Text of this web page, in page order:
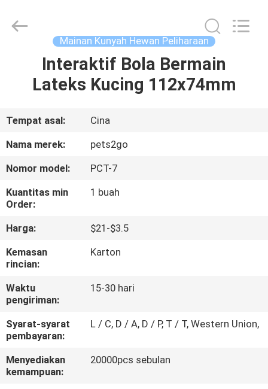
RUMAH
TENTANG
KAMI
TUR
PABRIK
HUBUNGI
PERMINTAAN
PENAWARAN
BLOG/NEWS
Pets2Go
Trading
Mainan Kunyah Hewan Peliharaan
Interaktif Bola Bermain
Lateks Kucing 112x74mm
Tempat asal:
Cina
Nama merek:
pets2go
Nomor model:
PCT-7
Kuantitas min
Order:
1 buah
Harga:
$21-$3.5
Kemasan
rincian:
Karton
Waktu
pengiriman:
15-30 hari
Syarat-syarat
pembayaran:
L / C, D / A, D / P, T / T, Western Union,
Menyediakan
kemampuan:
20000pcs sebulan